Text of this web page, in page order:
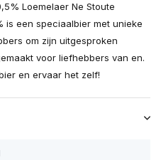
Loemelaer Ne Stoute
is een speciaalbier met unieke
om zijn uitgesproken
voor liefhebbers van en.
en ervaar het zelf!